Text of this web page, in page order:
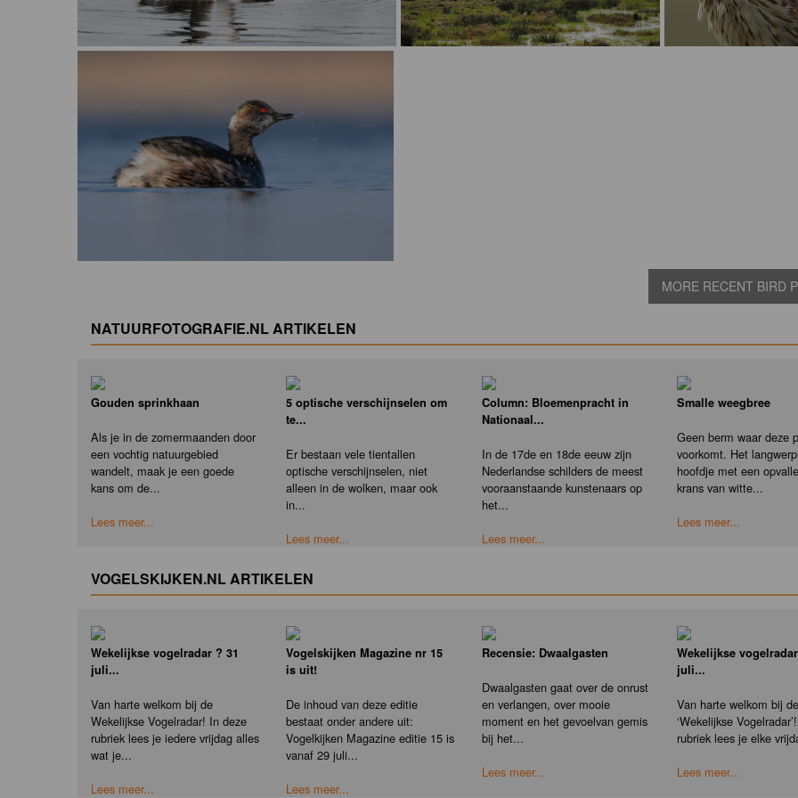
MORE RECENT BIRD
NATUURFOTOGRAFIE.NL ARTIKELEN
Gouden sprinkhaan
Als je in de zomermaanden door
een vochtig natuurgebied
wandelt, maak je een goede
kans om de...
Lees meer...
5 optische verschijnselen om
te...
Er bestaan vele tientallen
optische verschijnselen, niet
alleen in de wolken, maar ook
in...
Lees meer...
Column: Bloemenpracht in
Nationaal...
In de 17de en 18de eeuw zijn
Nederlandse schilders de meest
vooraanstaande kunstenaars op
het...
Lees meer...
Smalle weegbree
Geen berm waar deze
voorkomt. Het
hoofdje met een
krans van witte...
Lees meer...
VOGELSKIJKEN.NL ARTIKELEN
Wekelijkse vogelradar ? 31
juli...
Van harte welkom bij de
Wekelijkse Vogelradar! In deze
rubriek lees je iedere vrijdag alles
wat je...
Lees meer...
Vogelskijken Magazine nr 15
is uit!
De inhoud van deze editie
bestaat onder andere uit:
Vogelkijken Magazine editie 15 is
vanaf 29 juli...
Lees meer...
Recensie: Dwaalgasten
Dwaalgasten gaat over de onrust
en verlangen, over mooie
moment en het gevoelvan gemis
bij het...
Lees meer...
Wekelijkse
juli...
Van harte welkom bij
‘Wekelijkse
rubriek lees je elke
Lees meer...